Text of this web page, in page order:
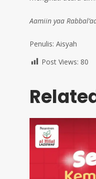
Aamiin yaa
Penulis: Aisyah
Post Views: 80